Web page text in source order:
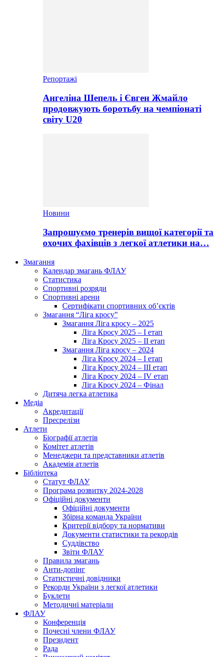
Репортажі
Ангеліна Шепель і Євген Жмайло
продовжують боротьбу на чемпіонаті
світу U20
Новини
Запрошуємо тренерів вищої категорії та
охочих фахівців з легкої атлетики на…
Змагання
Календар змагань ФЛАУ
Статистика
Спортивні розряди
Спортивні арени
Сертифікати спортивних об’єктів
Змагання “Ліга кросу”
Змагання Ліга кросу – 2025
Ліга Кросу 2025 – I етап
Ліга Кросу 2025 – II етап
Змагання Ліга кросу – 2024
Ліга Кросу 2024 – I етап
Ліга Кросу 2024 – III етап
Ліга Кросу 2024 – IV етап
Ліга Кросу 2024 – Фінал
Дитяча легка атлетика
Медіа
Акредитації
Пресрелізи
Атлети
Біографії атлетів
Комітет атлетів
Менеджери та представники атлетів
Академія атлетів
Бібліотека
Статут ФЛАУ
Програма розвитку 2024-2028
Офіційні документи
Офіційні документи
Збірна команда України
Критерії відбору та нормативи
Документи статистики та рекордів
Суддівство
Звіти ФЛАУ
Правила змагань
Анти-допінг
Статистичні довідники
Рекорди України з легкої атлетики
Буклети
Методичні матеріали
ФЛАУ
Конференція
Почесні члени ФЛАУ
Президент
Рада